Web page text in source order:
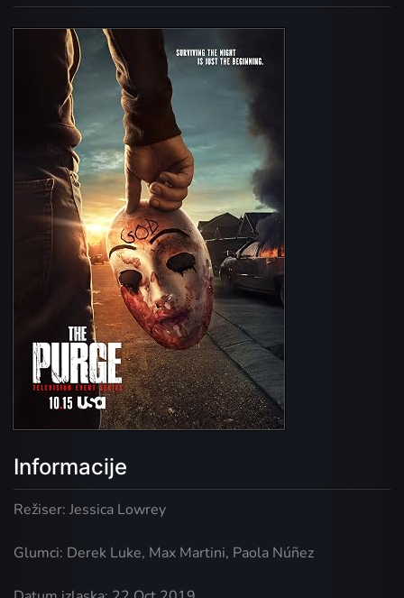
Informacije
Režiser: Jessica Lowrey
Glumci: Derek Luke, Max Martini, Paola Núñez